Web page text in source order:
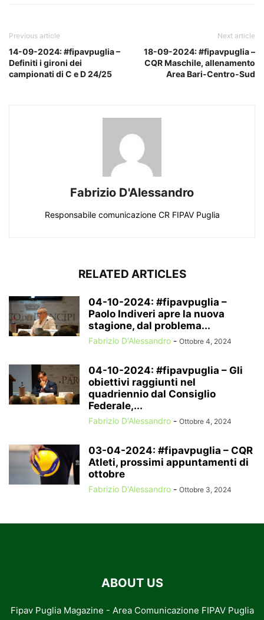
Previous article
14-09-2024: #fipavpuglia –
Definiti i gironi dei
campionati di C e D 24/25
Next article
18-09-2024: #fipavpuglia –
CQR Maschile, allenamento
Area Bari-Centro-Sud
Fabrizio D'Alessandro
Responsabile comunicazione CR FIPAV Puglia
RELATED ARTICLES
04-10-2024: #fipavpuglia –
Paolo Indiveri apre la nuova
stagione, dal problema...
Fabrizio D'Alessandro - Ottobre 4, 2024
04-10-2024: #fipavpuglia – Gli
obiettivi raggiunti nel
quadriennio dal Consiglio
Federale,...
Fabrizio D'Alessandro - Ottobre 4, 2024
03-04-2024: #fipavpuglia – CQR
Atleti, prossimi appuntamenti di
ottobre
Fabrizio D'Alessandro - Ottobre 3, 2024
ABOUT US
Fipav Puglia Magazine - Area Comunicazione FIPAV Puglia